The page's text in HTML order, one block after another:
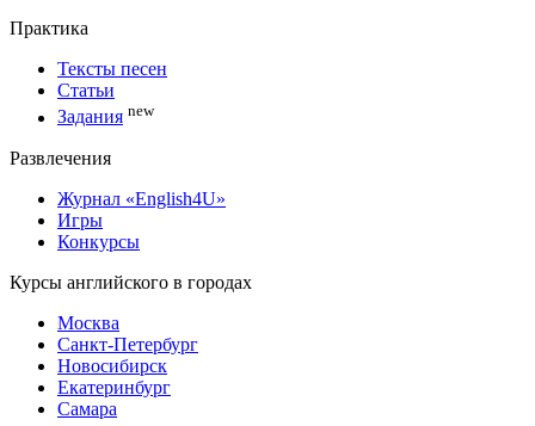
Практика
Тексты песен
Статьи
Задания new
Развлечения
Журнал «English4U»
Игры
Конкурсы
Курсы английского в городах
Москва
Санкт-Петербург
Новосибирск
Екатеринбург
Самара